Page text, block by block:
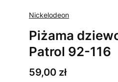
Nickelodeon
Piżama
Patrol 92-116
Cena
59,00 zł